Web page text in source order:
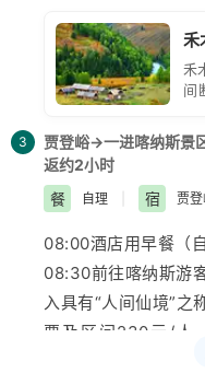
沿途可以看到乌希
路十八弯，弯弯景
峦叠嶂的阿勒泰群
一个角度，每一个镜
14:30左右到达禾木
【禾木村】
到达村子里先用午餐
走在安静的小村庄
桥，行径在小桥流水
看禾木村全景，或乘
用自理），沿云霄
禾
禾
间
为
3
贾登峪→一进喀纳斯景
返约2小时
餐
自理 宿 贾
08:00酒店用早餐（自
08:30前往喀纳斯游
入具有“人间仙境”之
票及区间230元/人
程），沿途欣赏西